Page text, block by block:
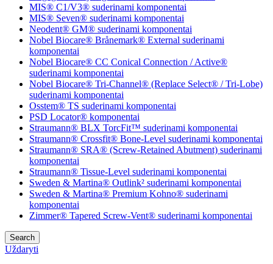
MIS® C1/V3® suderinami komponentai
MIS® Seven® suderinami komponentai
Neodent® GM® suderinami komponentai
Nobel Biocare® Brånemark® External suderinami
komponentai
Nobel Biocare® CC Conical Connection / Active®
suderinami komponentai
Nobel Biocare® Tri-Channel® (Replace Select® / Tri-Lobe)
suderinami komponentai
Osstem® TS suderinami komponentai
PSD Locator® komponentai
Straumann® BLX TorcFit™ suderinami komponentai
Straumann® Crossfit® Bone-Level suderinami komponentai
Straumann® SRA® (Screw-Retained Abutment) suderinami
komponentai
Straumann® Tissue-Level suderinami komponentai
Sweden & Martina® Outlink² suderinami komponentai
Sweden & Martina® Premium Kohno® suderinami
komponentai
Zimmer® Tapered Screw-Vent® suderinami komponentai
Search
Uždaryti